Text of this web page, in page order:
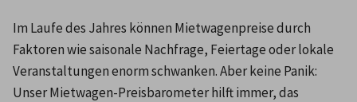
Im Laufe des Jahres können Mietwagenpreise durch
Faktoren wie saisonale Nachfrage, Feiertage oder lokale
Veranstaltungen enorm schwanken. Aber keine Panik:
Unser Mietwagen-Preisbarometer hilft immer, das